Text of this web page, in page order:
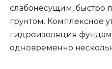
слабонесущим, быстро
грунтом. Комплексное
гидроизоляция
одновременно